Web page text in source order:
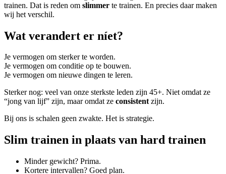
trainen. Dat is reden om slimmer te trainen. En precies daar maken
wij het verschil.
Wat verandert er níet?
Je vermogen om sterker te worden.
Je vermogen om conditie op te bouwen.
Je vermogen om nieuwe dingen te leren.
Sterker nog: veel van onze sterkste leden zijn 45+. Niet omdat ze
“jong van lijf” zijn, maar omdat ze consistentzijn.
Bij ons is schalen geen zwakte. Het is strategie.
Slim trainen in plaats van hard trainen
Minder gewicht? Prima.
Kortere intervallen? Goed plan.